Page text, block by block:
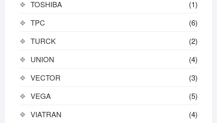
TOSHIBA
(1)
TPC
(6)
TURCK
(2)
UNION
(4)
VECTOR
(3)
VEGA
(5)
VIATRAN
(4)